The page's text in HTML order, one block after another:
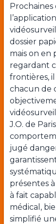
Prochaines
dossier
mais on en
regardant
frontières,
chacun de
J.O. de
jugé
présentes
à fait
médical,
simplifié